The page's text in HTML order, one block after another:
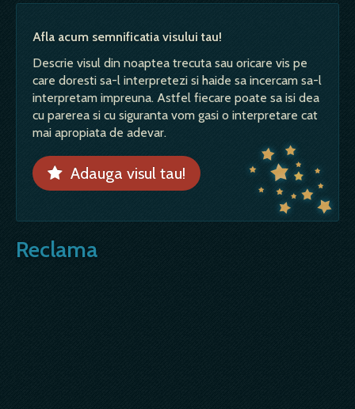
Afla acum semnificatia visului tau!
Descrie visul din noaptea trecuta sau oricare vis pe
care doresti sa-l interpretezi si haide sa incercam sa-l
interpretam impreuna. Astfel fiecare poate sa isi dea
cu parerea si cu siguranta vom gasi o interpretare cat
mai apropiata de adevar.
Adauga visul tau!
Reclama